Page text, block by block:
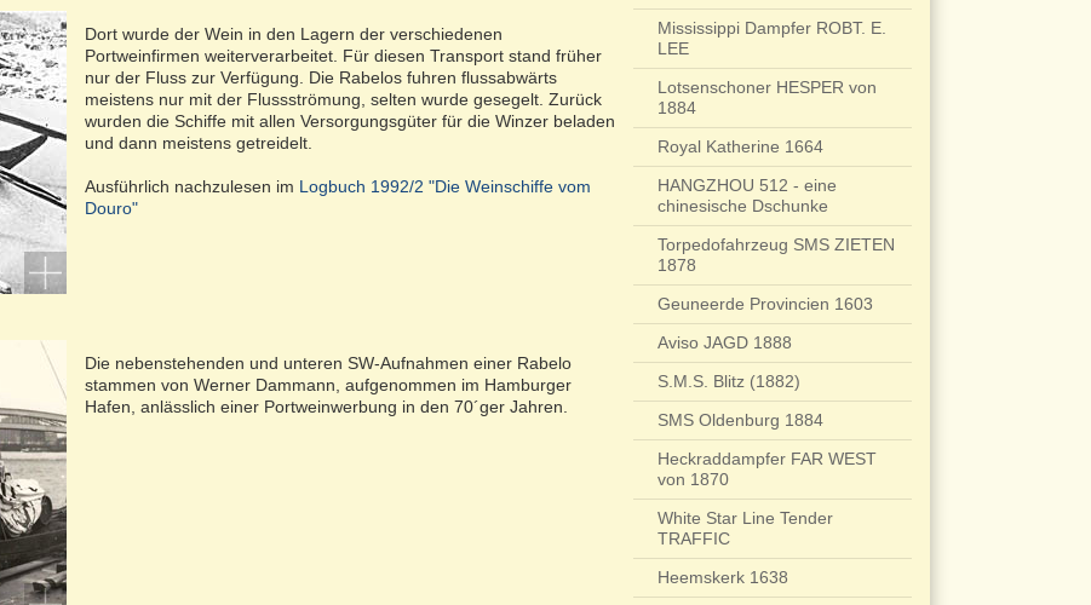
Dort wurde der Wein in den Lagern der verschiedenen
Portweinfirmen weiterverarbeitet. Für diesen Transport stand früher
nur der Fluss zur Verfügung. Die Rabelos fuhren flussabwärts
meistens nur mit der Flussströmung, selten wurde gesegelt. Zurück
wurden die Schiffe mit allen Versorgungsgüter für die Winzer beladen
und dann meistens getreidelt.
Ausführlich nachzulesen im Logbuch 1992/2 "Die Weinschiffe vom
Douro"
Die nebenstehenden und unteren SW-Aufnahmen einer Rabelo
stammen von Werner Dammann, aufgenommen im Hamburger
Hafen, anlässlich einer Portweinwerbung in den 70´ger Jahren.
Mississippi Dampfer ROBT. E.
LEE
Lotsenschoner HESPER von
1884
Royal Katherine 1664
HANGZHOU 512 - eine
chinesische Dschunke
Torpedofahrzeug SMS ZIETEN
1878
Geuneerde Provincien 1603
Aviso JAGD 1888
S.M.S. Blitz (1882)
SMS Oldenburg 1884
Heckraddampfer FAR WEST
von 1870
White Star Line Tender
TRAFFIC
Heemskerk 1638